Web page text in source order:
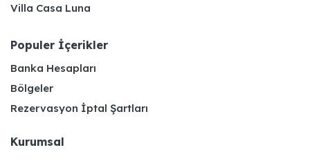
Villa Casa Luna
Populer İçerikler
Banka Hesapları
Bölgeler
Rezervasyon İptal Şartları
Kurumsal